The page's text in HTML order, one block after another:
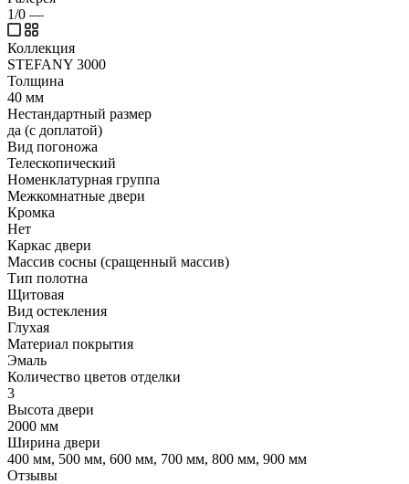
1/0 —
Коллекция
STEFANY 3000
Толщина
40 мм
Нестандартный размер
да (с доплатой)
Вид погоножа
Телескопический
Номенклатурная группа
Межкомнатные двери
Кромка
Нет
Каркас двери
Массив сосны (сращенный массив)
Тип полотна
Щитовая
Вид остекления
Глухая
Материал покрытия
Эмаль
Количество цветов отделки
3
Высота двери
2000 мм
Ширина двери
400 мм, 500 мм, 600 мм, 700 мм, 800 мм, 900 мм
Отзывы